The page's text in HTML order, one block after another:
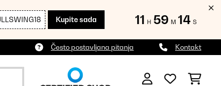
Kupite sada 11 H 59 M 12 S
Često postavljana pitanja Kontakt